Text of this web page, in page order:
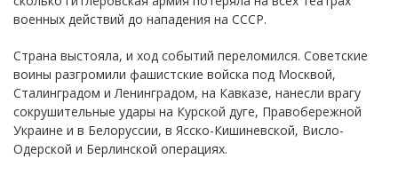
военных действий до нападения на СССР.
Страна выстояла, и ход событий переломился. Советские
воины разгромили фашистские войска под Москвой,
Сталинградом и Ленинградом, на Кавказе, нанесли врагу
сокрушительные удары на Курской дуге, Правобережной
Украине и в Белоруссии, в Ясско-Кишиневской, Висло-
Одерской и Берлинской операциях.